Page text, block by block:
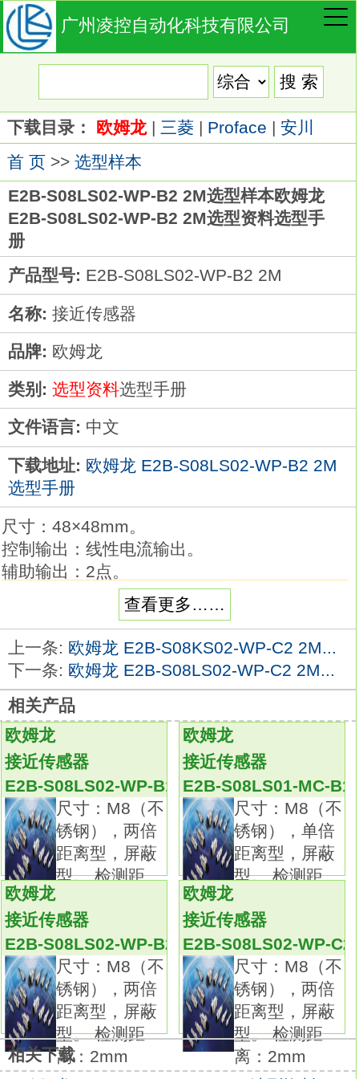
广州凌控自动化科技有限公司
下载目录： 欧姆龙| 三菱| Proface | 安川
首 页>> 选型样本
E2B-S08LS02-WP-B2 2M选型样本欧姆龙
E2B-S08LS02-WP-B2 2M选型资料选型手
册
产品型号: E2B-S08LS02-WP-B2 2M
名称: 接近传感器
品牌: 欧姆龙
类别: 选型资料选型手册
文件语言: 中文
下载地址: 欧姆龙 E2B-S08LS02-WP-B2 2M
选型手册
尺寸：48×48mm。
控制输出：线性电流输出。
辅助输出：2点。
加热器断线：--。
事件输入：--。
电源电压：AC/DC24V。
白色大字体PV显示，读数更为容易，选型、设
定及操作更为简捷，
多组输入/输出，功能齐全，性能更强、功能更
完善，应用范围更为广泛。
高达15.2mm的白色PV显示字体，大幅提升读
数的可视性E2B-S08LS02-WP-B2 2M
仅48×48mm(C型)小巧机身上搭载5个按键，
实现与48×96mm(E型)机型同样简便的操作。
50ms高速采样周期。
机体小巧(进深仅60mm)。种类：可插拔式。
尺寸：48×96mm。
控制输出1：电压输出。
控制输出2：继电器输出。
辅助输出：2点。
通信：--。
加热器断线：--。
事件输入：--。
电源电压：AC/DC24V。
查看更多……
上一条: 欧姆龙 E2B-S08KS02-WP-C2 2M...
下一条: 欧姆龙 E2B-S08LS02-WP-C2 2M...
相关产品
欧姆龙
接近传感器
E2B-S08LS02-WP-B1 2M
尺寸：M8（不
锈钢），两倍
距离型，屏蔽
型。 检测距
欧姆龙
接近传感器
E2B-S08LS01-MC-B1
尺寸：M8（不
锈钢），单倍
距离型，屏蔽
型。 检测距
欧姆龙
接近传感器
E2B-S08LS02-WP-B2 2M
尺寸：M8（不
锈钢），两倍
距离型，屏蔽
型。 检测距
离：2mm
欧姆龙
接近传感器
E2B-S08LS02-WP-C2
尺寸：M8（不
锈钢），两倍
距离型，屏蔽
型。 检测距
离：2mm
相关下载